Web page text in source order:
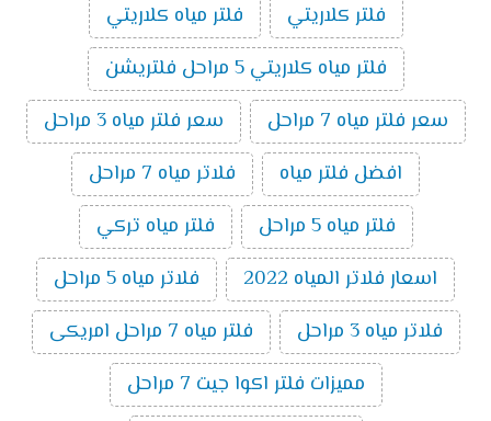
فلتر كلاريتي
فلتر مياه كلاريتي
فلتر مياه كلاريتي 5 مراحل فلتريشن
سعر فلتر مياه 7 مراحل
سعر فلتر مياه 3 مراحل
افضل فلتر مياه
فلاتر مياه 7 مراحل
فلتر مياه 5 مراحل
فلتر مياه تركي
اسعار فلاتر المياه 2022
فلاتر مياه 5 مراحل
فلاتر مياه 3 مراحل
فلتر مياه 7 مراحل امريكى
مميزات فلتر اكوا جيت 7 مراحل